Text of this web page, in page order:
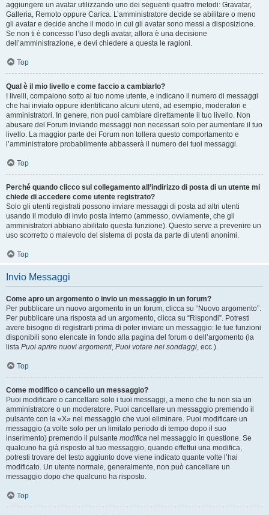
aggiungere un avatar utilizzando uno dei seguenti quattro metodi: Gravatar,
Galleria, Remoto oppure Carica. L’amministratore decide se abilitare o meno
gli avatar e decide anche il modo in cui gli avatar sono messi a disposizione.
Se non ti è concesso l’uso degli avatar, allora è una decisione
dell’amministrazione, e devi chiedere a questa le ragioni.
Top
Qual è il mio livello e come faccio a cambiarlo?
I livelli, compaiono sotto al tuo nome utente, e indicano il numero di messaggi
che hai inviato oppure identificano alcuni utenti, ad esempio, moderatori e
amministratori. In genere, non puoi cambiare direttamente il tuo livello. Non
abusare del Forum inviando messaggi non necessari solo per aumentare il tuo
livello. La maggior parte dei Forum non tollera questo comportamento e
l’amministratore probabilmente abbasserà il numero dei tuoi messaggi.
Top
Perché quando clicco sul collegamento all’indirizzo di posta di un utente mi
chiede di accedere come utente registrato?
Solo gli utenti registrati possono inviare messaggi di posta ad altri utenti
usando il modulo di invio posta interno (ammesso, ovviamente, che gli
amministratori abbiano abilitato questa funzione). Questo serve a prevenire un
uso scorretto o malevolo del sistema di posta da parte di utenti anonimi.
Top
Invio Messaggi
Come apro un argomento o invio un messaggio in un forum?
Per pubblicare un nuovo argomento in un forum, clicca su “Nuovo argomento”.
Per pubblicare una risposta ad un argomento, clicca su “Rispondi”. Potresti
avere bisogno di registrarti prima di poter inviare un messaggio: le tue funzioni
disponibili sono elencate in fondo alla pagina del forum o dell’argomento (la
lista Puoi aprire nuovi argomenti, Puoi votare nei sondaggi, ecc.).
Top
Come modifico o cancello un messaggio?
Puoi modificare o cancellare solo i tuoi messaggi, a meno che tu non sia un
amministratore o un moderatore. Puoi cancellare un messaggio premendo il
pulsante con la «X» nel messaggio che vuoi eliminare. Puoi modificare un
messaggio (a volte solo per un limitato periodo di tempo dopo il suo
inserimento) premendo il pulsante modifica nel messaggio in questione. Se
qualcuno ha già risposto al tuo messaggio, quando effettui una modifica,
potresti trovare del testo aggiunto dove viene indicato quante volte l’hai
modificato. Un utente normale, generalmente, non può cancellare un
messaggio dopo che qualcuno ha risposto.
Top